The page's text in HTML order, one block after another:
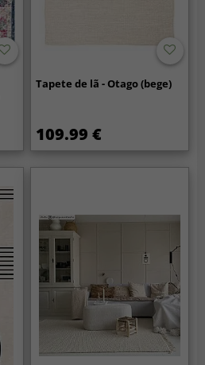
Tapete de lã - Otago (bege)
109.99 €